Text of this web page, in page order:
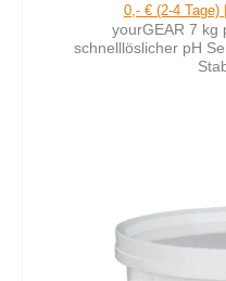
0,- € (2-4 Tage)
yourGEAR 7 kg
schnelllöslicher pH